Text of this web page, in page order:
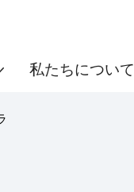
私たちについて